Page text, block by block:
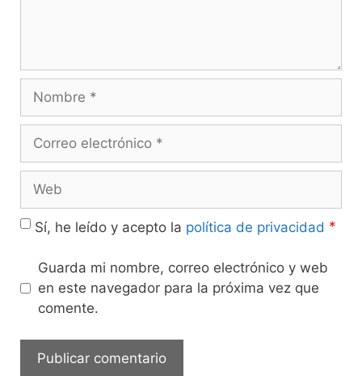
Sí, he leído y acepto la política de privacidad *
Guarda mi nombre, correo electrónico y web
en este navegador para la próxima vez que
comente.